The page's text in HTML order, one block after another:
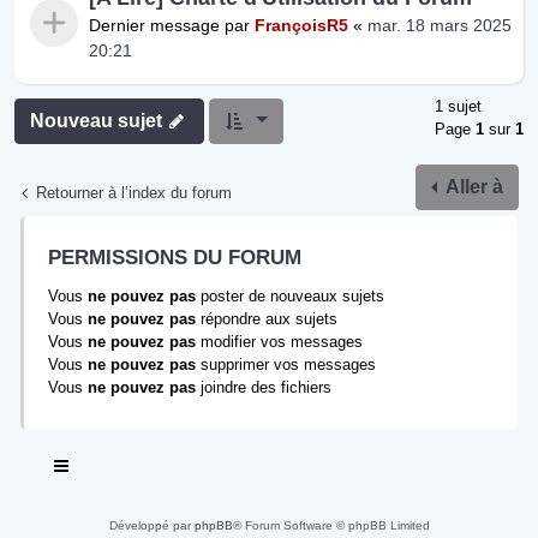
Dernier message par FrançoisR5 « mar. 18 mars 2025
20:21
Nouveau sujet
1 sujet
Page 1 sur 1
Retourner à l’index du forum Aller à
PERMISSIONS DU FORUM
Vous ne pouvez pas poster de nouveaux sujets
Vous ne pouvez pas répondre aux sujets
Vous ne pouvez pas modifier vos messages
Vous ne pouvez pas supprimer vos messages
Vous ne pouvez pas joindre des fichiers
Développé parphpBB® Forum Software © phpBB Limited